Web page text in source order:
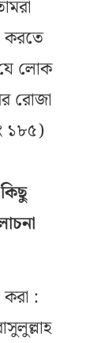
করতে
লোক
রোজা
১৮৫)
: